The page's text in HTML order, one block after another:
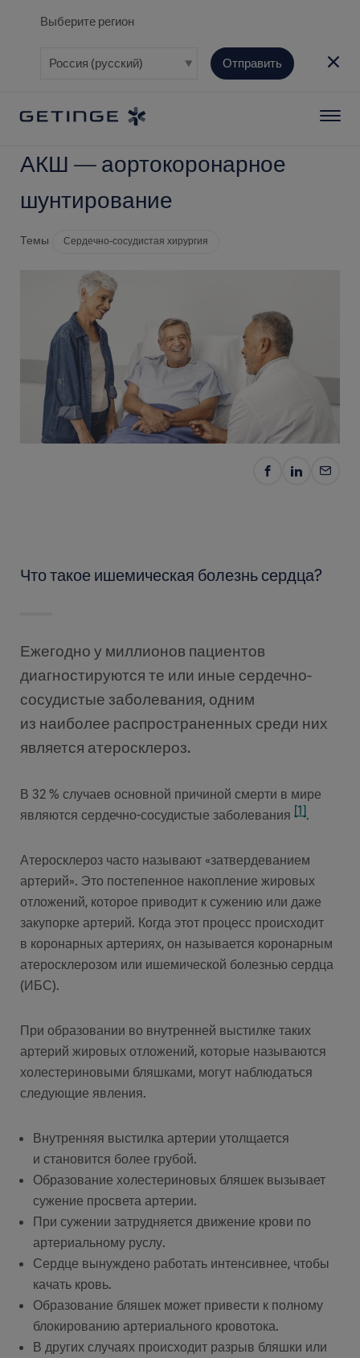
Выберите регион
Отправить
АКШ — аортокоронарное
шунтирование
Темы Сердечно-сосудистая хирургия
Что такое ишемическая болезнь сердца?
Ежегодно у миллионов пациентов
диагностируются те или иные сердечно-
сосудистые заболевания, одним
из наиболее распространенных среди них
является атеросклероз.
В 32 % случаев основной причиной смерти в мире
являются сердечно-сосудистые заболевания [1].
Атеросклероз часто называют «затвердеванием
артерий». Это постепенное накопление жировых
отложений, которое приводит к сужению или даже
закупорке артерий. Когда этот процесс происходит
в коронарных артериях, он называется коронарным
атеросклерозом или ишемической болезнью сердца
(ИБС).
При образовании во внутренней выстилке таких
артерий жировых отложений, которые называются
холестериновыми бляшками, могут наблюдаться
следующие явления.
Внутренняя выстилка артерии утолщается
и становится более грубой.
Образование холестериновых бляшек вызывает
сужение просвета артерии.
При сужении затрудняется движение крови по
артериальному руслу.
Сердце вынуждено работать интенсивнее, чтобы
качать кровь.
Образование бляшек может привести к полному
блокированию артериального кровотока.
В других случаях происходит разрыв бляшки или